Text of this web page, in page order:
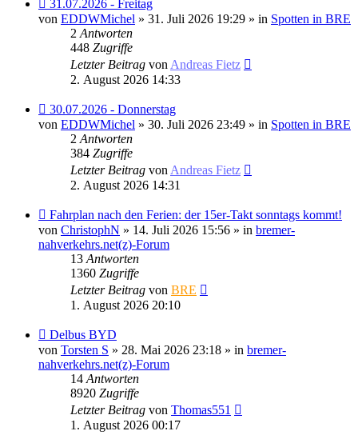
Beitrag
31.07.2026 - Freitag
von EDDWMichel » 31. Juli 2026 19:29 » in Spotten in BRE
2 Antworten
448 Zugriffe
Letzter Beitrag von Andreas Fietz
2. August 2026 14:33
Neuer
Beitrag
30.07.2026 - Donnerstag
von EDDWMichel » 30. Juli 2026 23:49 » in Spotten in BRE
2 Antworten
384 Zugriffe
Letzter Beitrag von Andreas Fietz
2. August 2026 14:31
Neuer
Beitrag
Fahrplan nach den Ferien: der 15er-Takt sonntags kommt!
von ChristophN » 14. Juli 2026 15:56 » in bremer-
nahverkehrs.net(z)-Forum
13 Antworten
1360 Zugriffe
Letzter Beitrag von BRE
1. August 2026 20:10
Neuer
Beitrag
Delbus BYD
von Torsten S » 28. Mai 2026 23:18 » in bremer-
nahverkehrs.net(z)-Forum
14 Antworten
8920 Zugriffe
Letzter Beitrag von Thomas551
1. August 2026 00:17